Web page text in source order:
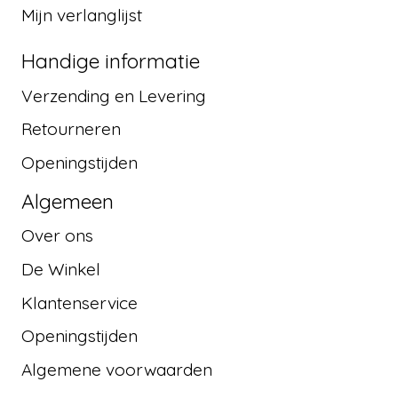
Mijn verlanglijst
Handige informatie
Verzending en Levering
Retourneren
Openingstijden
Algemeen
Over ons
De Winkel
Klantenservice
Openingstijden
Algemene voorwaarden